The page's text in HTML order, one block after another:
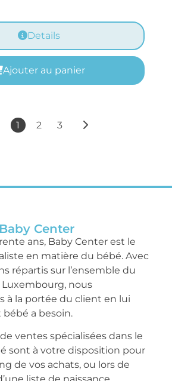
Details
Ajouter au panier
1 2 3
Center
ans, Baby Center est le
en matière du bébé. Avec
répartis sur l’ensemble du
nous
à la portée du client en lui
a besoin.
ventes spécialisées dans le
sont à votre disposition pour
de vos achats, ou lors de